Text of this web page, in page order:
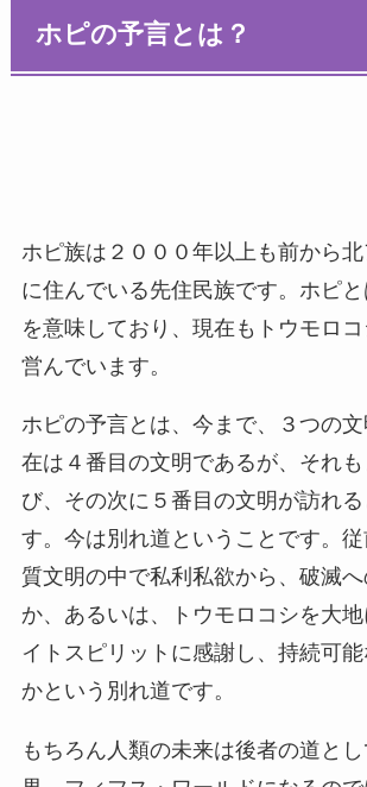
ホピの予言とは？
ホピ族は２０００年以上も前から
に住んでいる先住民族です。ホピ
を意味しており、現在もトウモロ
営んでいます。
ホピの予言とは、今まで、３つの
在は４番目の文明であるが、それ
び、その次に５番目の文明が訪れ
す。今は別れ道ということです。
質文明の中で私利私欲から、破滅
か、あるいは、トウモロコシを大
イトスピリットに感謝し、持続可
かという別れ道です。
もちろん人類の未来は後者の道と